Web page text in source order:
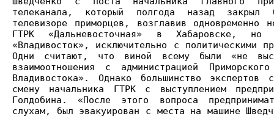
телеканала, который полгода назад закрыл
телевизоре приморцев, возглавив одновременно
ГТРК «Дальневосточная» в Хабаровске,
«Владивосток», исключительно с политическими
Одни считают, что виной всему были «не
взаимоотношения с администрацией
Владивостока». Однако большинство экспертов
смену начальника ГТРК с выступлением
Голдобина. «После этого вопроса
слухам, был эвакуирован с места на машине